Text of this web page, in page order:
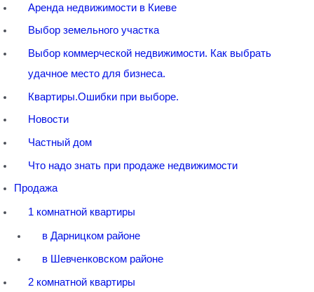
Аренда недвижимости в Киеве
Выбор земельного участка
Выбор коммерческой недвижимости. Как выбрать
удачное место для бизнеса.
Квартиры.Ошибки при выборе.
Новости
Частный дом
Что надо знать при продаже недвижимости
Продажа
1 комнатной квартиры
в Дарницком районе
в Шевченковском районе
2 комнатной квартиры